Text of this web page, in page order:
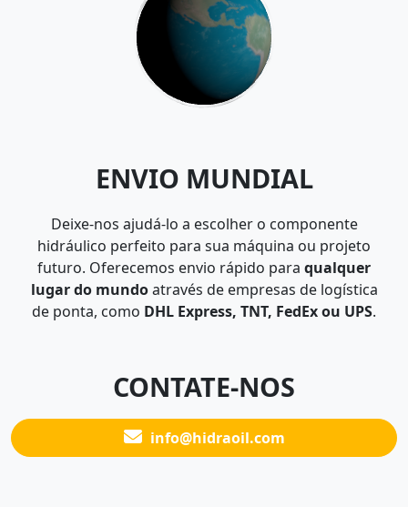
ENVIO MUNDIAL
Deixe-nos ajudá-lo a escolher o componente
hidráulico perfeito para sua máquina ou projeto
futuro. Oferecemos envio rápido para qualquer
lugar do mundoatravés de empresas de logística
de ponta, como DHL Express, TNT, FedEx ou UPS.
CONTATE-NOS
info@hidraoil.com